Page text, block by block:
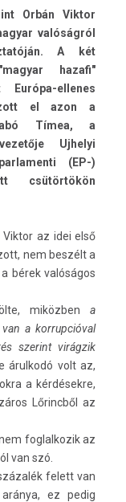
Orbán Viktor
valóságról
A két
hazafi"
ellenes
el azon a
Tímea, a
Ujhelyi
(EP-)
csütörtökön
az idei első
nem beszélt a
bérek valóságos
miközbena
a korrupcióval
szerint virágzik
árulkodó volt az,
a kérdésekre,
Lőrincből az
foglalkozik az
van szó.
felett van
ez pedig